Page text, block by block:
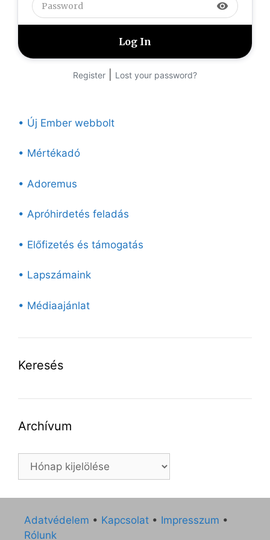
visibility
Register Lost your password?
• Új Ember webbolt
• Mértékadó
• Adoremus
• Apróhirdetés feladás
• Előfizetés és támogatás
• Lapszámaink
• Médiaajánlat
Keresés
Archívum
Archívum
Adatvédelem • Kapcsolat • Impresszum •
Rólunk